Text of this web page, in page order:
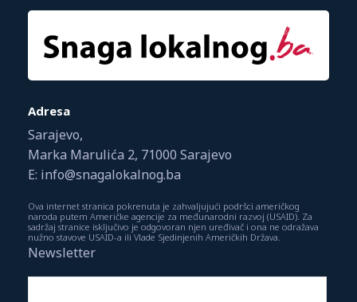
Adresa
Sarajevo,
Marka Marulića 2, 71000 Sarajevo
E: info@snagalokalnog.ba
Ova internet stranica pokrenuta je zahvaljujući podršci američkog
naroda putem Američke agencije za međunarodni razvoj (USAID). Za
sadržaj stranice isključivo je odgovoran njen uređivač i ona ne odražava
nužno stavove USAID-a ili Vlade Sjedinjenih Američkih Država.
Newsletter